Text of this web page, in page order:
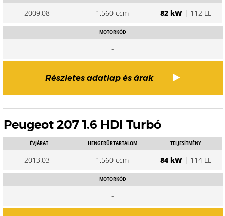
2009.08 - 1.560 ccm 82 kW| 112 LE
MOTORKÓD
-
Részletes adatlap és árak
Peugeot 207 1.6 HDI Turbó
ÉVJÁRAT
2013.03 -
HENGERŰRTARTALOM
1.560 ccm
TELJESÍTMÉNY
84 kW| 114 LE
MOTORKÓD
-